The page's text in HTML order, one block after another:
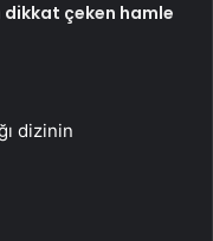
dikkat çeken hamle
dizinin